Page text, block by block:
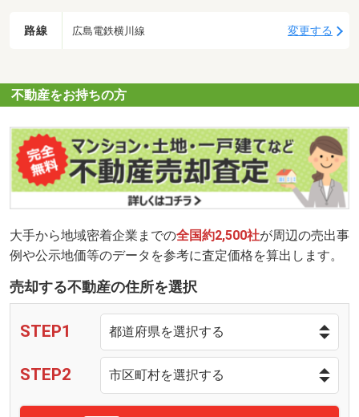
路線 広島電鉄横川線 変更する
不動産をお持ちの方
大手から地域密着企業までの全国約2,500社が周辺の売出事
例や公示地価等のデータを参考に査定価格を算出します。
売却する不動産の住所を選択
STEP1
STEP2